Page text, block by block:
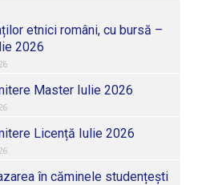
etnici români, cu bursă –
2026
Master Iulie 2026
Licență Iulie 2026
în căminele studențești